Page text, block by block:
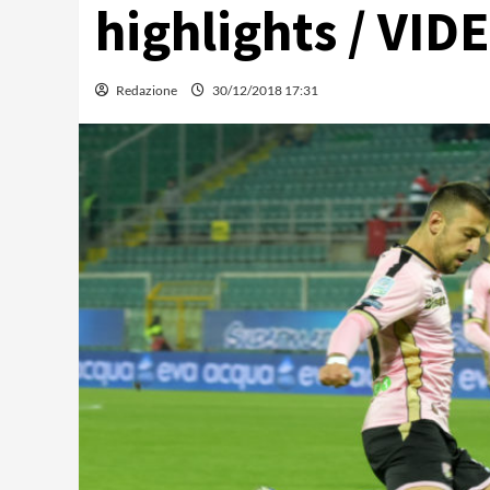
highlights /
Redazione 30/12/2018 17:31